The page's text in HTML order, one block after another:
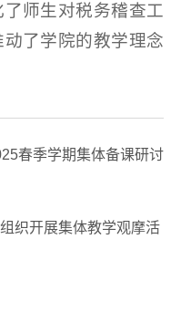
师生对税务稽查工
了学院的教学理念
春季学期集体备课研讨
织开展集体教学观摩活